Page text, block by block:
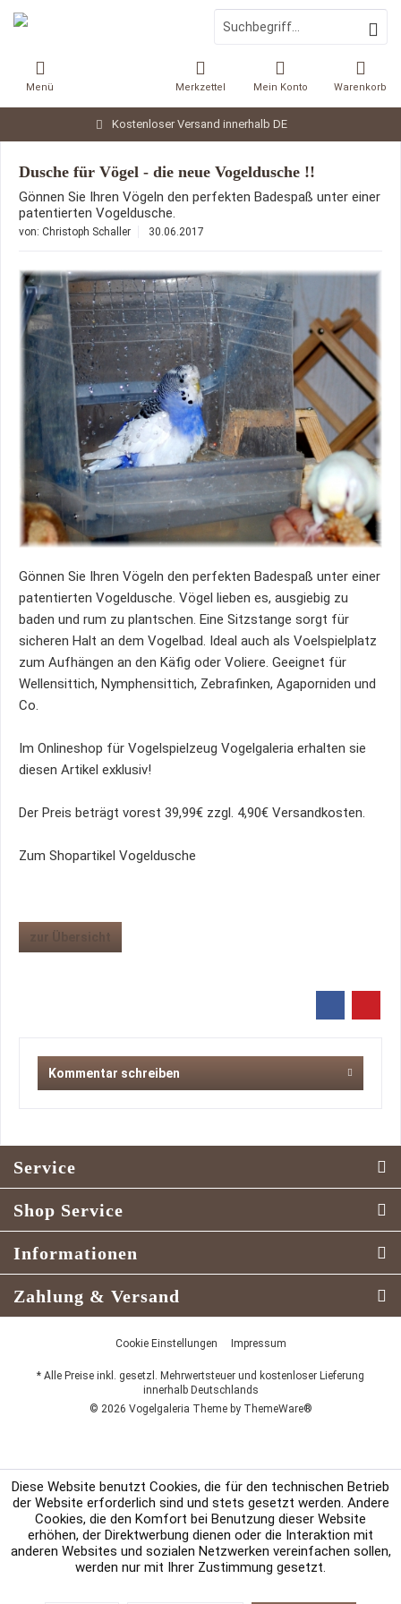
Kostenloser Versand innerhalb DE
Warenkorb
Merkzettel Mein Konto
Menü
Dusche für Vögel - die neue Vogeldusche !!
Gönnen Sie Ihren Vögeln den perfekten Badespaß unter einer
patentierten Vogeldusche.
von: Christoph Schaller 30.06.2017
Gönnen Sie Ihren Vögeln den perfekten Badespaß unter einer
patentierten Vogeldusche. Vögel lieben es, ausgiebig zu
baden und rum zu plantschen. Eine Sitzstange sorgt für
sicheren Halt an dem Vogelbad. Ideal auch als Voelspielplatz
zum Aufhängen an den Käfig oder Voliere. Geeignet für
Wellensittich, Nymphensittich, Zebrafinken, Agaporniden und
Co.
Im Onlineshop für Vogelspielzeug Vogelgaleria erhalten sie
diesen Artikel exklusiv!
Der Preis beträgt vorest 39,99€ zzgl. 4,90€ Versandkosten.
Zum Shopartikel Vogeldusche
zur Übersicht
Kommentar schreiben
Service
Shop Service
Informationen
Zahlung & Versand
Cookie Einstellungen Impressum
* Alle Preise inkl. gesetzl. Mehrwertsteuer und kostenloser Lieferung
innerhalb Deutschlands
© 2026 Vogelgaleria Theme by ThemeWare®
Diese Website benutzt Cookies, die für den technischen Betrieb
der Website erforderlich sind und stets gesetzt werden. Andere
Cookies, die den Komfort bei Benutzung dieser Website
erhöhen, der Direktwerbung dienen oder die Interaktion mit
anderen Websites und sozialen Netzwerken vereinfachen sollen,
werden nur mit Ihrer Zustimmung gesetzt.